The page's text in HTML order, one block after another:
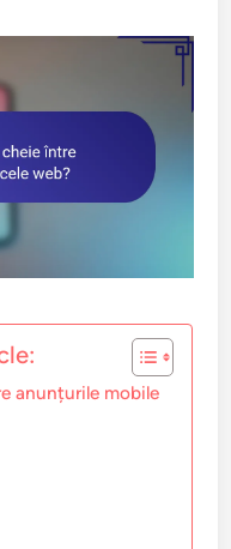
anunțurile mobile